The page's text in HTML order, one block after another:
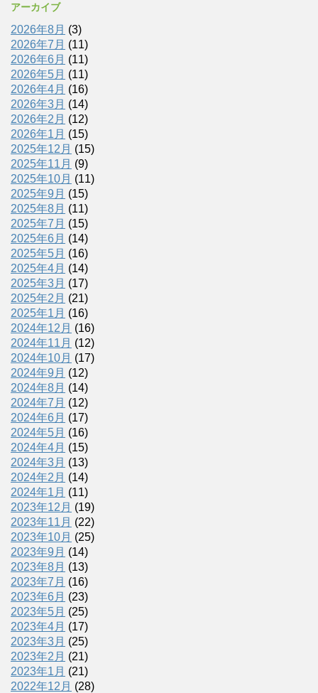
アーカイブ
2026年8月 (3)
2026年7月 (11)
2026年6月 (11)
2026年5月 (11)
2026年4月 (16)
2026年3月 (14)
2026年2月 (12)
2026年1月 (15)
2025年12月 (15)
2025年11月 (9)
2025年10月 (11)
2025年9月 (15)
2025年8月 (11)
2025年7月 (15)
2025年6月 (14)
2025年5月 (16)
2025年4月 (14)
2025年3月 (17)
2025年2月 (21)
2025年1月 (16)
2024年12月 (16)
2024年11月 (12)
2024年10月 (17)
2024年9月 (12)
2024年8月 (14)
2024年7月 (12)
2024年6月 (17)
2024年5月 (16)
2024年4月 (15)
2024年3月 (13)
2024年2月 (14)
2024年1月 (11)
2023年12月 (19)
2023年11月 (22)
2023年10月 (25)
2023年9月 (14)
2023年8月 (13)
2023年7月 (16)
2023年6月 (23)
2023年5月 (25)
2023年4月 (17)
2023年3月 (25)
2023年2月 (21)
2023年1月 (21)
2022年12月 (28)